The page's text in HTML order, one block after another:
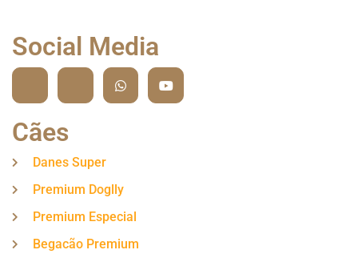
Social Media
Cães
Danes Super
Premium Doglly
Premium Especial
Begacão Premium